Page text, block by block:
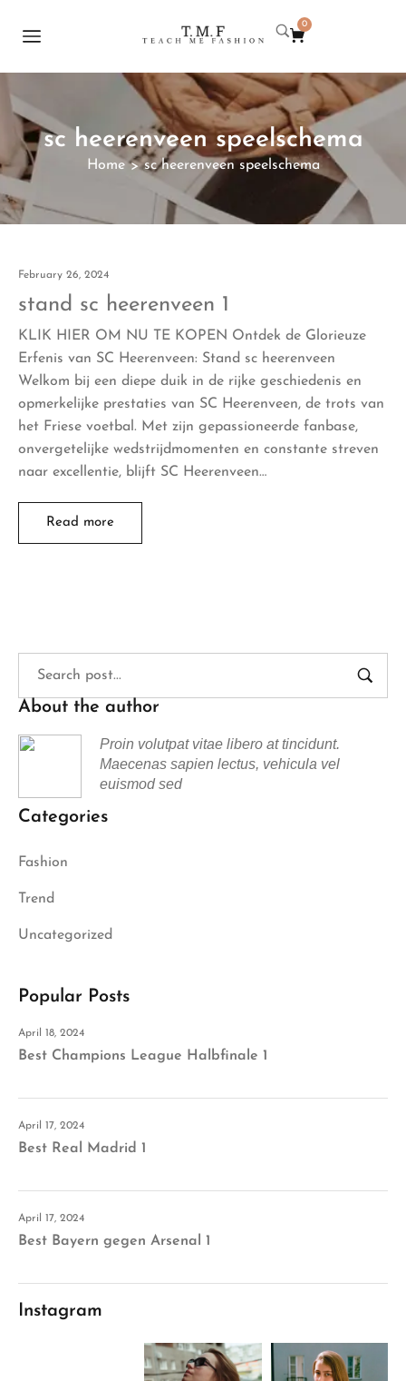
0
sc heerenveen speelschema
Home > sc heerenveen speelschema
February 26, 2024
stand sc heerenveen 1
KLIK HIER OM NU TE KOPEN Ontdek de Glorieuze
Erfenis van SC Heerenveen: Stand sc heerenveen
Welkom bij een diepe duik in de rijke geschiedenis en
opmerkelijke prestaties van SC Heerenveen, de trots van
het Friese voetbal. Met zijn gepassioneerde fanbase,
onvergetelijke wedstrijdmomenten en constante streven
naar excellentie, blijft SC Heerenveen…
Read more
About the author
Proin volutpat vitae libero at tincidunt.
Maecenas sapien lectus, vehicula vel
euismod sed
Categories
Fashion
Trend
Uncategorized
Popular Posts
April 18, 2024
Best Champions League Halbfinale 1
April 17, 2024
Best Real Madrid 1
April 17, 2024
Best Bayern gegen Arsenal 1
Instagram